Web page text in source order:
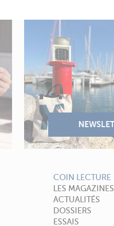
COIN LECTURE
LES MAGAZINES
ACTUALITÉS
DOSSIERS
ESSAIS